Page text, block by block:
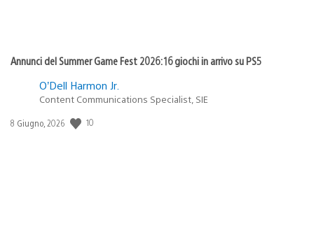
Annunci del Summer Game Fest 2026: 16 giochi in arrivo su PS5
O’Dell Harmon Jr.
Content Communications Specialist, SIE
Data
8 Giugno, 2026 10